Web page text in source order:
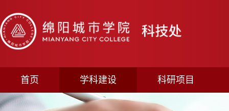
首页 学科建设 科研项目